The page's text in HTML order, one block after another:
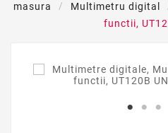
masura
Multimetru digital
functii,